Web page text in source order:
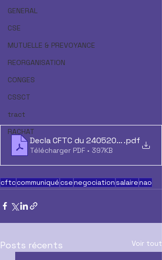
GENERAL
CSE
MUTUELLE & PREVOYANCE
REORGANISATION
CONGES
CSSCT
tract
RACHAT
Decla CFTC du 24052022.pdf
Télécharger PDF • 397KB
cftccommuniquécsenegociationsalairenao
Posts récents Voir tout